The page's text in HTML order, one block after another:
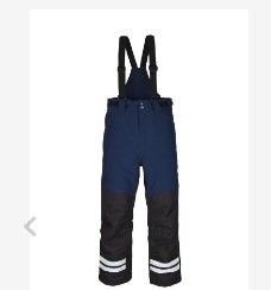
130 140 150
170